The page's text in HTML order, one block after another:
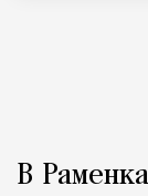
В